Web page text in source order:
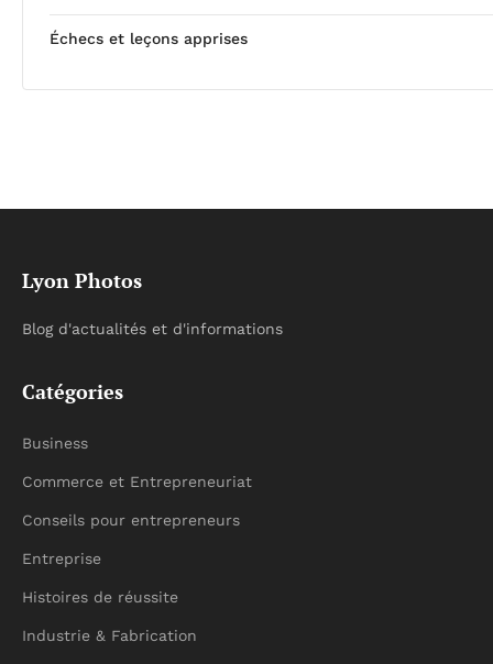
Échecs et leçons apprises
Lyon Photos
Blog d'actualités et d'informations
Catégories
Business
Commerce et Entrepreneuriat
Conseils pour entrepreneurs
Entreprise
Histoires de réussite
Industrie & Fabrication